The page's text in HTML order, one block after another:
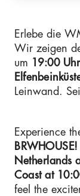
Erlebe die
Wir zeigen
um 19:00 Uhr
Leinwand.
Experience
BRWHOUSE!
Netherlands
Coast at
feel the